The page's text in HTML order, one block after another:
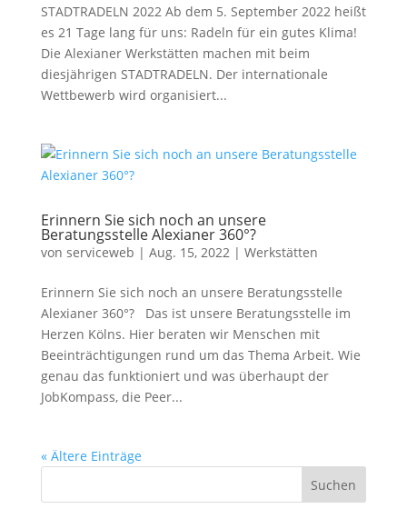
STADTRADELN 2022 Ab dem 5. September 2022 heißt
es 21 Tage lang für uns: Radeln für ein gutes Klima!
Die Alexianer Werkstätten machen mit beim
diesjährigen STADTRADELN. Der internationale
Wettbewerb wird organisiert...
Erinnern Sie sich noch an unsere
Beratungsstelle Alexianer 360°?
von serviceweb | Aug. 15, 2022| Werkstätten
Erinnern Sie sich noch an unsere Beratungsstelle
Alexianer 360°? Das ist unsere Beratungsstelle im
Herzen Kölns. Hier beraten wir Menschen mit
Beeinträchtigungen rund um das Thema Arbeit. Wie
genau das funktioniert und was überhaupt der
JobKompass, die Peer...
« Ältere Einträge